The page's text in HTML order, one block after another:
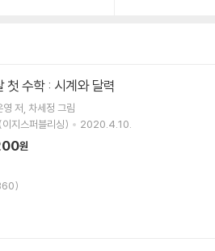
첫 수학 : 시계와 달력
영 저 차세정 그림
지스퍼블리싱)
2020.4.10.
원
)